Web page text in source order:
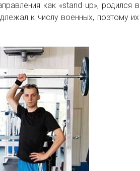
как «stand up», родился в
к числу военных, поэтому их